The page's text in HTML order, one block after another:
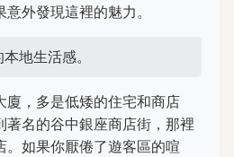
外發現這裡的魅力。
地生活感。
廈，多是低矮的住宅和商店
著名的谷中銀座商店街，那裡
。如果你厭倦了遊客區的喧